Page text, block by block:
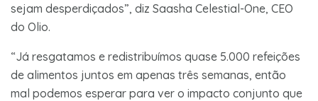
sejam desperdiçados”, diz Saasha Celestial-One, CEO
do Olio.
“Já resgatamos e redistribuímos quase 5.000 refeições
de alimentos juntos em apenas três semanas, então
mal podemos esperar para ver o impacto conjunto que